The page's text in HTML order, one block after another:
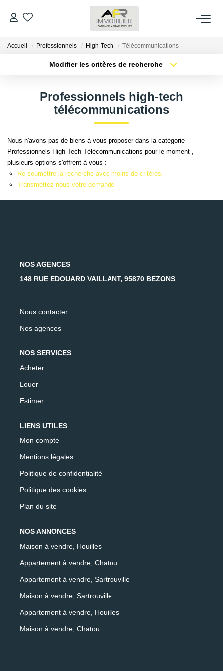
ACHETER
ESTIMER
FAIRE GÉRER
NOS AGENCES
AFR IMMOBILIER Chatou - Transaction
AFR IMMOBILIER Houilles
Accueil Professionnels High-Tech Télécommunications
Modifier les critères de recherche
Sélectionnez...
Type de bien
Surface min
Créer une alerte
Professionnels high-tech
télécommunications
Nous n'avons pas de biens à vous proposer dans la catégorie
Professionnels High-Tech Télécommunications pour le moment ,
plusieurs options s'offrent à vous :
Re-soumettre la recherche avec moins de critères.
Transmettez-nous votre demande
NOS AGENCES
148 RUE EDOUARD VAILLANT, 95870 BEZONS
Nous contacter
Nos agences
NOS SERVICES
Acheter
Louer
Estimer
LIENS UTILES
Mon compte
Mentions légales
Politique de confidentialité
Politique des cookies
Plan du site
NOS ANNONCES
Maison à vendre, Houilles
Appartement à vendre, Chatou
Appartement à vendre, Sartrouville
Maison à vendre, Sartrouville
Appartement à vendre, Houilles
Maison à vendre, Chatou